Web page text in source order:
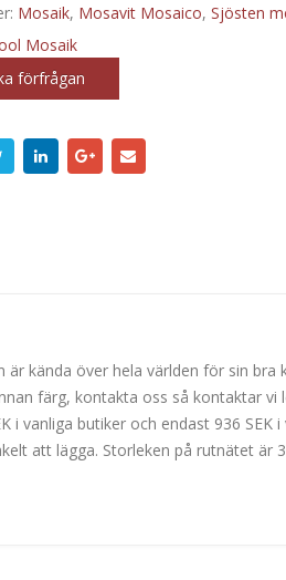
Mosaik, Mosavit Mosaico, Sjösten
Mosaik
förfrågan
kända över hela världen för sin bra
färg, kontakta oss så kontaktar vi
vanliga butiker och endast 936 SEK i
att lägga. Storleken på rutnätet är